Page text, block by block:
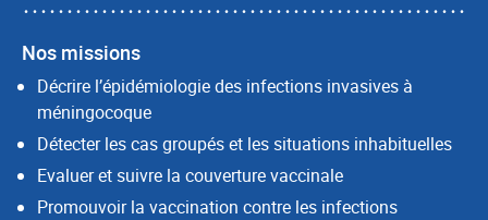
Nos missions
Décrire l’épidémiologie des infections invasives à
méningocoque
Détecter les cas groupés et les situations inhabituelles
Evaluer et suivre la couverture vaccinale
Promouvoir la vaccination contre les infections